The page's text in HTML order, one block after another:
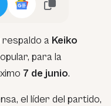
a Keiko
para la
7 de junio.
el líder del partido,